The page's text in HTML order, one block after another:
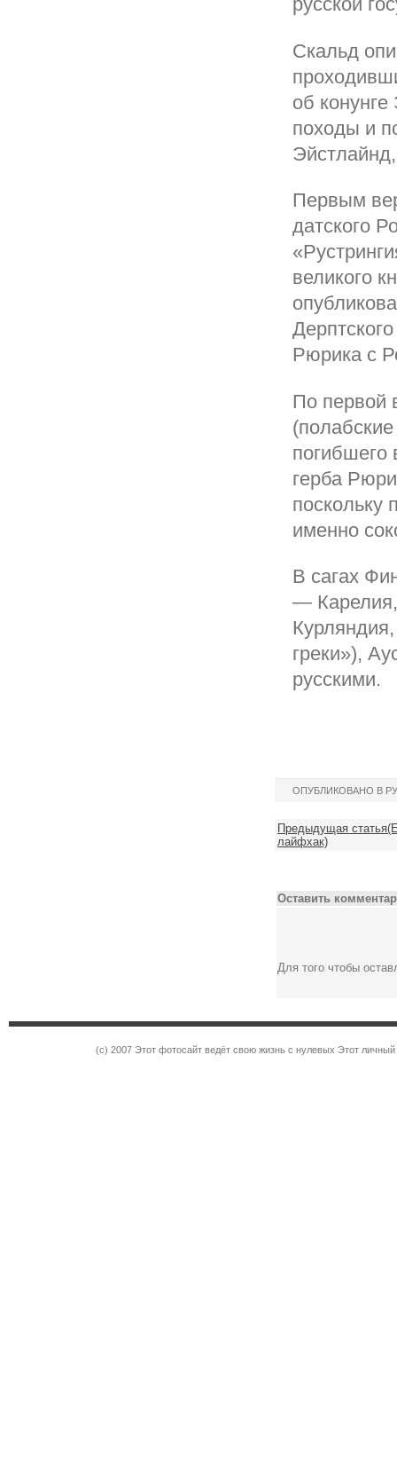
Скальд
об
походы и
Первым
датского
великого
Рюрика с
По первой
погибшего
герба
именно
В сагах
—
греки»),
русскими.
ОПУБЛИКОВАНО В
Предыдущая
лайфхак)
Оставить
Для того чтобы
(c) 2007 Этот фотосайт ведёт свою жизнь с нулевых Этот